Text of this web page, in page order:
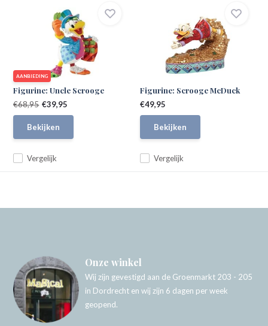
AANBIEDING
Figurine: Uncle Scrooge
Vergelijk
€68,95 €39,95
Bekijken
Figurine: Scrooge McDuck
Vergelijk
€49,95
Bekijken
Onze winkel
Wij zijn gevestigd aan de Groenmarkt 203 - 205
in Dordrecht en wij zijn 6 dagen per week
geopend.